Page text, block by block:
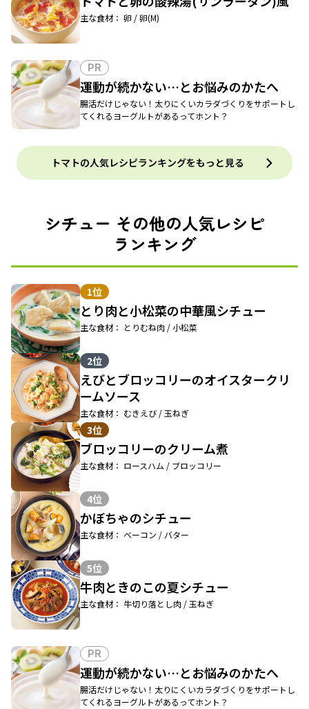
主な食材： 卵 / 卵(M)
PR
運動が続かない…とお悩みのかたへ
腸活だけじゃない！太りにくいカラダづくりをサポートし
てくれるヨーグルトがあるってホント？
トマトの人気レシピランキングをもっと見る
シチュー その他の人気レシピ
ランキング
1位
とり肉と小松菜の中華風シチュー
主な食材： とりむね肉 / 小松菜
2位
えびとブロッコリーのオイスタークリ
ームソース
主な食材： むきえび / 玉ねぎ
3位
ブロッコリーのクリーム煮
主な食材： ロースハム / ブロッコリー
4位
かぼちゃのシチュー
主な食材： ベーコン / バター
5位
牛肉ときのこの夏シチュー
主な食材： 牛切り落とし肉 / 玉ねぎ
PR
運動が続かない…とお悩みのかたへ
腸活だけじゃない！太りにくいカラダづくりをサポートし
てくれるヨーグルトがあるってホント？